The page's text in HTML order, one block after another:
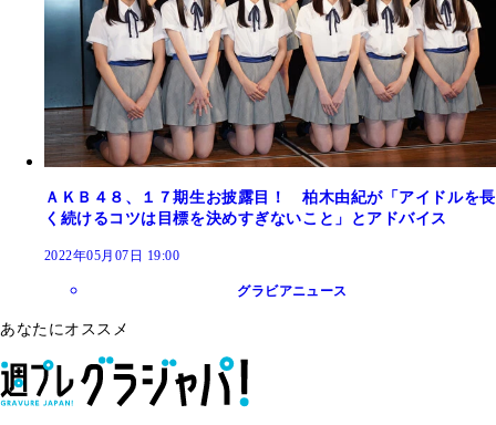
ＡＫＢ４８、１７期生お披露目！ 柏木由紀が「アイドルを長
く続けるコツは目標を決めすぎないこと」とアドバイス
2022年05月07日 19:00
グラビアニュース
あなたにオススメ